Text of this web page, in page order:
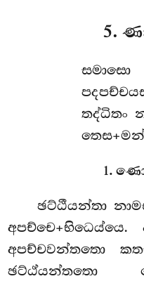
5.
තද්ධිතං
1.
ඡට්ඨීයන්තා
අපච්චෙ+භිධෙය්යෙ.
අපච්චවන්තතො
ඡට්ඨ්යන්තතො